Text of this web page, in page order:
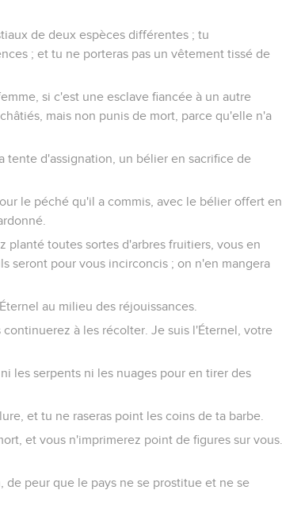
de deux espèces différentes ; tu
; et tu ne porteras pas un vêtement tissé de
si c'est une esclave fiancée à un autre
mais non punis de mort, parce qu'elle n'a
tente d'assignation, un bélier en sacrifice de
le péché qu'il a commis, avec le bélier offert en
planté toutes sortes d'arbres fruitiers, vous en
seront pour vous incirconcis ; on n'en mangera
au milieu des réjouissances.
à les récolter. Je suis l'Éternel, votre
les serpents ni les nuages pour en tirer des
et tu ne raseras point les coins de ta barbe.
et vous n'imprimerez point de figures sur vous.
peur que le pays ne se prostitue et ne se